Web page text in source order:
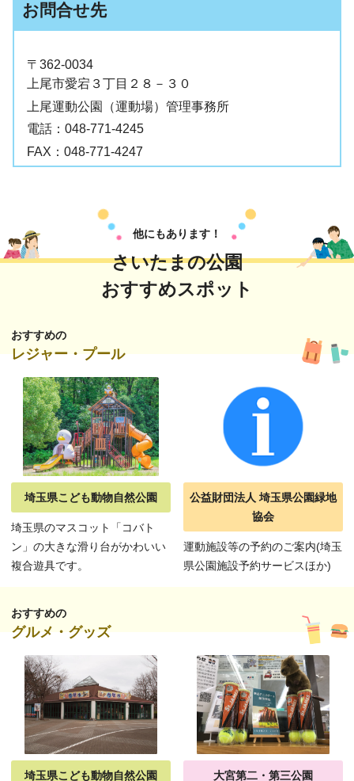
お問合せ先
〒362-0034
上尾市愛宕３丁目２８－３０
上尾運動公園（運動場）管理事務所
電話： 048-771-4245
FAX： 048-771-4247
他にもあります！
さいたまの公園
おすすめスポット
おすすめの
レジャー・プール
埼玉県こども動物自然公園
埼玉県のマスコット「コバト
ン」の大きな滑り台がかわいい
複合遊具です。
公益財団法人 埼玉県公園緑地
協会
運動施設等の予約のご案内(埼玉
県公園施設予約サービスほか)
おすすめの
グルメ・グッズ
埼玉県こども動物自然公園 大宮第二・第三公園